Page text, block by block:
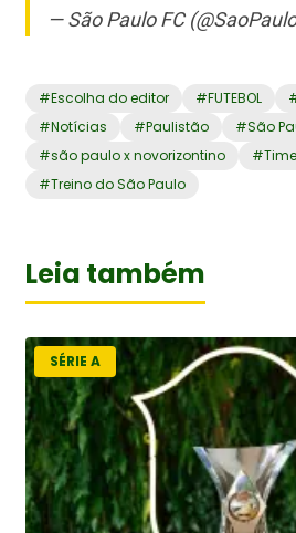
— São Paulo FC
#Escolha do editor #FUTEBOL
#Notícias #Paulistão #São
#são paulo x novorizontino #
#Treino do São Paulo
Leia também
SÉRIE A